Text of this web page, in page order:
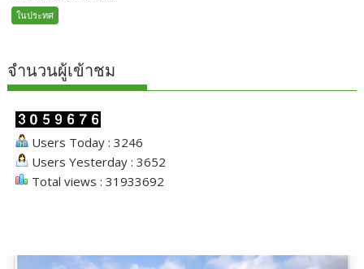
ในประทศ
จำนวนผู้เข้าชม
Users Today : 3246
Users Yesterday : 3652
Total views : 31933692